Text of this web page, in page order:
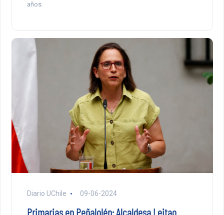
años.
Diario UChile 09-06-2024
Primarias en Peñalolén: Alcaldesa Leitao